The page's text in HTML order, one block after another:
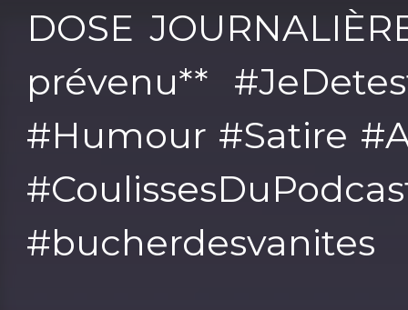
DOSE
prévenu**
#Humour #Satire
#bucherdesvanites